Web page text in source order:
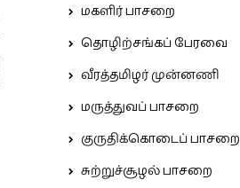
மகளிர் பாசறை
தொழிற்சங்கப் பேரவை
வீரத்தமிழர் முன்னணி
மருத்துவப் பாசறை
குருதிக்கொடைப் பாசறை
சுற்றுச்சூழல் பாசறை